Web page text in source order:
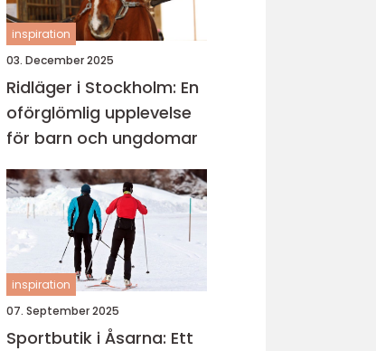
inspiration
03. December 2025
Ridläger i Stockholm: En
oförglömlig upplevelse
för barn och ungdomar
inspiration
07. September 2025
Sportbutik i Åsarna: Ett